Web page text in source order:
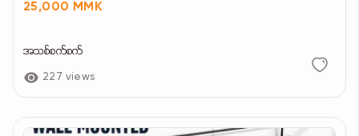
25,000 MMK
အသစ်စက်စက်
227 views